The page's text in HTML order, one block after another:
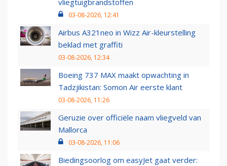
vliegtuigbrandstoffen
03-08-2026, 12:41
Airbus A321neo in Wizz Air-kleurstelling
beklad met graffiti
03-08-2026, 12:34
Boeing 737 MAX maakt opwachting in
Tadzjikistan: Somon Air eerste klant
03-08-2026, 11:26
Geruzie over officiële naam vliegveld van
Mallorca
03-08-2026, 11:06
Biedingsoorlog om easyJet gaat verder: